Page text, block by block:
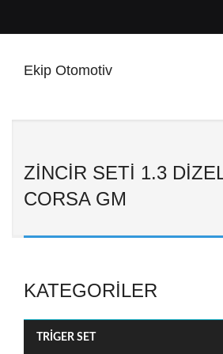
Ekip Otomotiv
ZİNCİR SETİ 1.3
CORSA GM
KATEGORILER
TRİGER SET